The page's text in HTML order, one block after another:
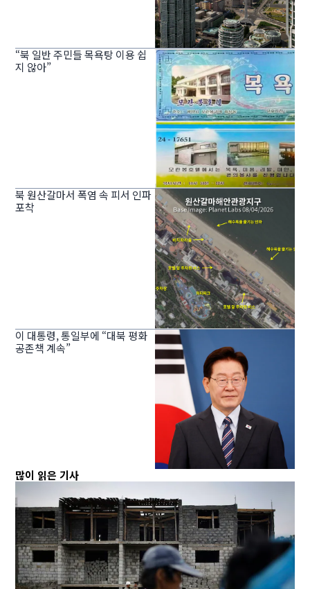
“북 일반 주민들 목욕탕 이용 쉽
지 않아”
북 원산갈마서 폭염 속 피서 인파
포착
이 대통령, 통일부에 “대북 평화
공존책 계속”
많이 읽은 기사